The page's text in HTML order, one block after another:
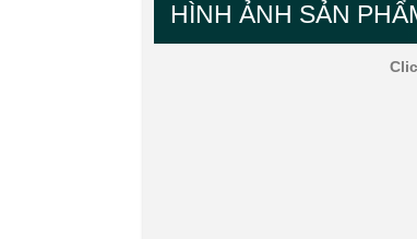
HÌNH ẢNH SẢN